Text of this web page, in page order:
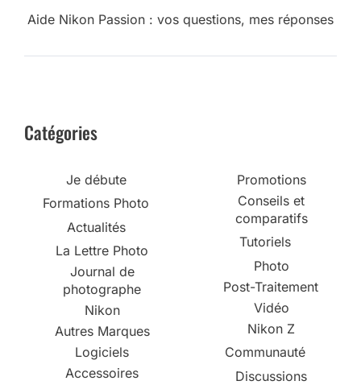
Aide Nikon Passion : vos questions, mes réponses
Catégories
Je débute
Formations Photo
Actualités
La Lettre Photo
Journal de
photographe
Nikon
Autres Marques
Logiciels
Accessoires
Promotions
Conseils et
comparatifs
Tutoriels
Photo
Post-Traitement
Vidéo
Nikon Z
Communauté
Discussions